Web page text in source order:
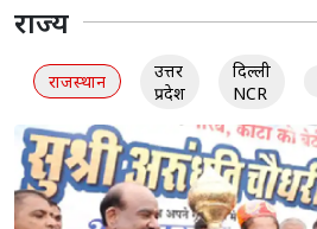
राज्य
राजस्थान
उत्तर
प्रदेश
दिल्ली
NCR